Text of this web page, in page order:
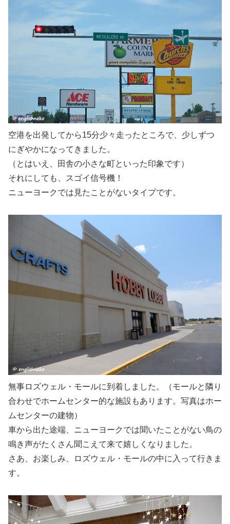
空港を出発してから15分少々走ったところで、少しずつ
にぎやかになってきました。
（とはいえ、田舎の小さな町といった印象です）
それにしても、スゴイ信号機！
ニューヨークでは見たことがないタイプです。
無事ロズウェル・モールに到着しました。（モールと隣り
合わせでホームセンター的な施設もあります。写真はホー
ムセンターの建物）
車から出た途端、ニューヨークでは聞いたことがない鳥の
鳴き声がたくさん聞こえて来て嬉しくなりました。
さあ、お楽しみ、ロズウェル・モールの中に入って行きま
す。